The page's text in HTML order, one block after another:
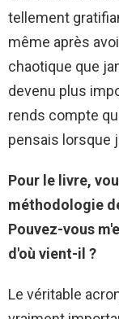
tellement
même après
chaotique que
devenu plus
rends compte
pensais lorsque
Pour le livre,
méthodologie
Pouvez-vous
d'où vient-il ?
Le véritable